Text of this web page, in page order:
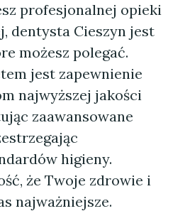
profesjonalnej opieki
dentysta Cieszyn jest
możesz polegać.
jest zapewnienie
najwyższej jakości
zaawansowane
higieny.
że Twoje zdrowie i
najważniejsze.